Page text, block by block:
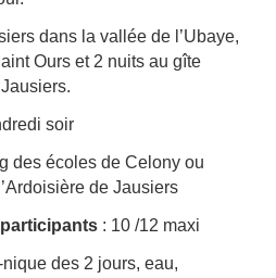
dans la vallée de l’Ubaye,
Ours et 2 nuits au gîte
soir
des écoles de Celony ou
de Jausiers
: 10 /12 maxi
des 2 jours, eau,